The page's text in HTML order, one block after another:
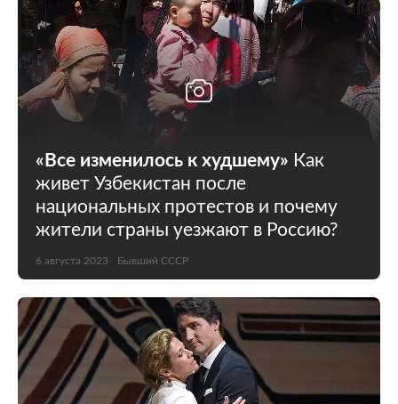
Наука и техника Спорт
Культура Интернет и СМИ
Забота о себе Авто
«Все изменилось к худшему» Как
живет Узбекистан после
национальных протестов и почему
жители страны уезжают в Россию?
6 августа 2023 Бывший СССР